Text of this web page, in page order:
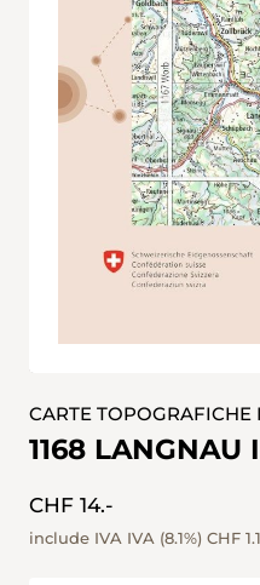
CARTE TOPOGRAFICHE
1168 LANGNAU
CHF 14.-
include IVA IVA (8.1%) CHF